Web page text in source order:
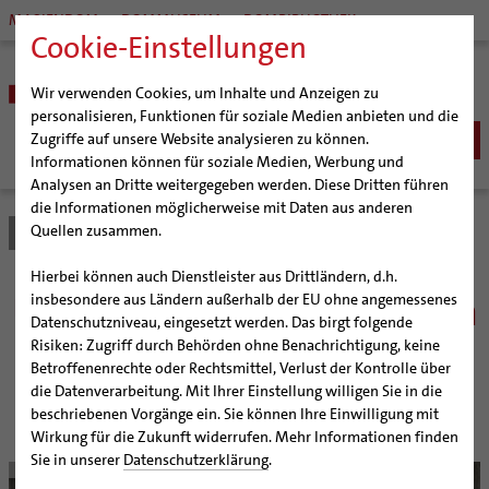
Cookie-Einstellungen
Wir verwenden Cookies, um Inhalte und Anzeigen zu
personalisieren, Funktionen für soziale Medien anbieten und die
Zugriffe auf unsere Website analysieren zu können.
Informationen können für soziale Medien, Werbung und
Analysen an Dritte weitergegeben werden. Diese Dritten führen
die Informationen möglicherweise mit Daten aus anderen
Quellen zusammen.
Hierbei können auch Dienstleister aus Drittländern, d.h.
insbesondere aus Ländern außerhalb der EU ohne angemessenes
Datenschutzniveau, eingesetzt werden. Das birgt folgende
Risiken: Zugriff durch Behörden ohne Benachrichtigung, keine
Betroffenenrechte oder Rechtsmittel, Verlust der Kontrolle über
die Datenverarbeitung. Mit Ihrer Einstellung willigen Sie in die
beschriebenen Vorgänge ein. Sie können Ihre Einwilligung mit
Wirkung für die Zukunft widerrufen. Mehr Informationen finden
Sie in unserer Datenschutzerklärung.
MARIENDOM DOMMUSEUM DOMBIBLIOTHEK
BISTUM
Bischöfe
Weihbischof Dr. Martin Marahrens
Bischof em. Norbert Trelle
Weihbischof em. Bongartz
Weihbischof em. Schwerdtfeger
Weihbischof em. Koitz
Bischof em. Dr. Wüstenberg
Generalvikariat
Gremien
Diözesangericht
Gemeindegremien
Pfarrgemeinden
Hildesheimer Dom
Virtueller Rundgang durch den Dom
Tausendjähriger Rosenstock
Die Hildesheimer Dommusik
Wallfahrten | Pilgern
Termine Wallfahrten und Pilgern
Jakobswege im Bistum Hildesheim
Veranstaltungen
Strategieprozess
Jugend
Bistum Hildesheim
Über die Augen zum Herzen
Bischof Norbert Trelle würdigt die Versetzung der
Bernwardtür ins Roemer- und Pelizaeus-Museum
Hildesheim
© bph